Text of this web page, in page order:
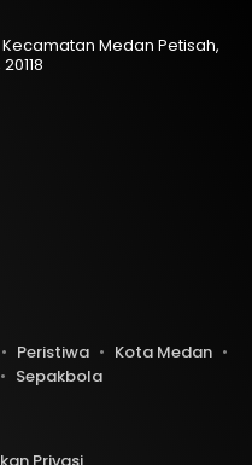
Medan Petisah,
Peristiwa
Kota Medan
Sepakbola
Privasi